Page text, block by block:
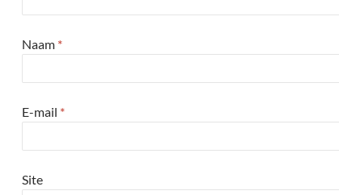
Naam *
E-mail *
Site